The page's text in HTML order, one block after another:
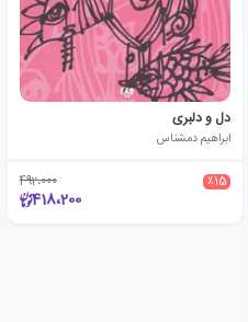
دل و دلبری
ابراهیم دمشناس
٪15 492،000
418،200